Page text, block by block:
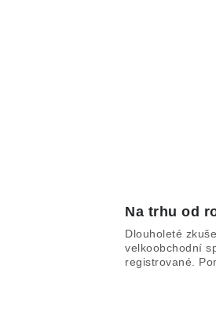
Na trhu od
Dlouholeté
velkoobchodní
registrované.